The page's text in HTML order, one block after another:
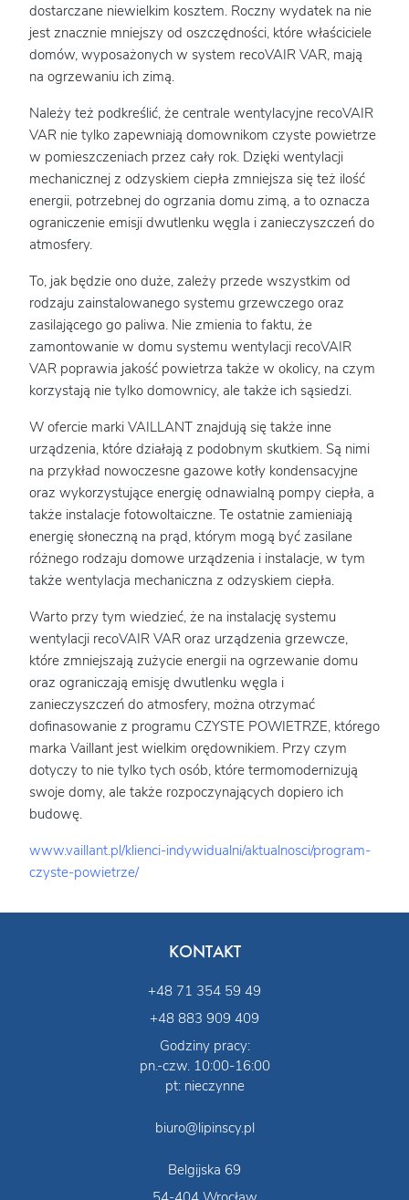
dostarczane niewielkim kosztem. Roczny wydatek na nie
jest znacznie mniejszy od oszczędności, które właściciele
domów, wyposażonych w system recoVAIR VAR, mają
na ogrzewaniu ich zimą.
Należy też podkreślić, że centrale wentylacyjne recoVAIR
VAR nie tylko zapewniają domownikom czyste powietrze
w pomieszczeniach przez cały rok. Dzięki wentylacji
mechanicznej z odzyskiem ciepła zmniejsza się też ilość
energii, potrzebnej do ogrzania domu zimą, a to oznacza
ograniczenie emisji dwutlenku węgla i zanieczyszczeń do
atmosfery.
To, jak będzie ono duże, zależy przede wszystkim od
rodzaju zainstalowanego systemu grzewczego oraz
zasilającego go paliwa. Nie zmienia to faktu, że
zamontowanie w domu systemu wentylacji recoVAIR
VAR poprawia jakość powietrza także w okolicy, na czym
korzystają nie tylko domownicy, ale także ich sąsiedzi.
W ofercie marki VAILLANT znajdują się także inne
urządzenia, które działają z podobnym skutkiem. Są nimi
na przykład nowoczesne gazowe kotły kondensacyjne
oraz wykorzystujące energię odnawialną pompy ciepła, a
także instalacje fotowoltaiczne. Te ostatnie zamieniają
energię słoneczną na prąd, którym mogą być zasilane
różnego rodzaju domowe urządzenia i instalacje, w tym
także wentylacja mechaniczna z odzyskiem ciepła.
Warto przy tym wiedzieć, że na instalację systemu
wentylacji recoVAIR VAR oraz urządzenia grzewcze,
które zmniejszają zużycie energii na ogrzewanie domu
oraz ograniczają emisję dwutlenku węgla i
zanieczyszczeń do atmosfery, można otrzymać
dofinasowanie z programu CZYSTE POWIETRZE, którego
marka Vaillant jest wielkim orędownikiem. Przy czym
dotyczy to nie tylko tych osób, które termomodernizują
swoje domy, ale także rozpoczynających dopiero ich
budowę.
www.vaillant.pl/klienci-indywidualni/aktualnosci/program-
czyste-powietrze/
KONTAKT
+48 71 354 59 49
+48 883 909 409
Godziny pracy:
pn.-czw. 10:00-16:00
pt: nieczynne
biuro@lipinscy.pl
Belgijska 69